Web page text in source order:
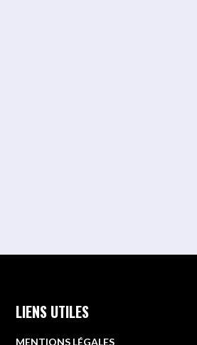
LIENS UTILES
MENTIONS LÉGALES